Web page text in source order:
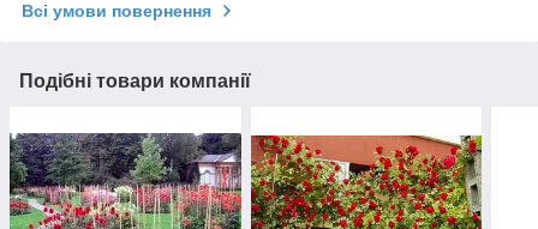
Всі умови повернення
Подібні товари компанії